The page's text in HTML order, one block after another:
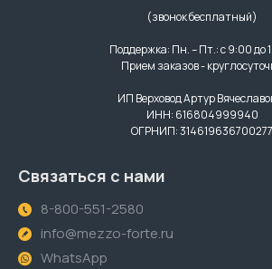
(звонок бесплатный)
Поддержка: Пн. – Пт.: с 9:00 до
Прием заказов -
ИП Верховод Артур
ИНН: 616804999940
ОГРНИП: 314619636700277
Связаться с нами
8-800-551-2580
info@mezzo-forte.ru
WhatsApp